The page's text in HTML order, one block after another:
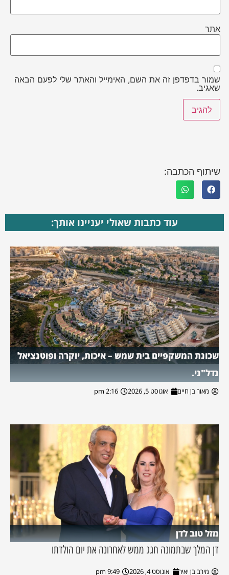
אתר
שמור בדפדפן זה את השם, האימייל והאתר שלי לפעם הבאה
שאגיב.
שיתוף הכתבה:
עוד כתבות שאולי יעניינו אותך:
שכונת המשקפיים בית שמש – איכות, יוקרה ופוטנציאל
נדל"ני.
מאור בן חיים אוגוסט 5, 2026 2:16 pm
מזל טוב לדן
דן המלך שבתמונה חגג ממש לאחרונה את יום הולדתו
מירב בן יאיר אוגוסט 4, 2026 9:49 pm